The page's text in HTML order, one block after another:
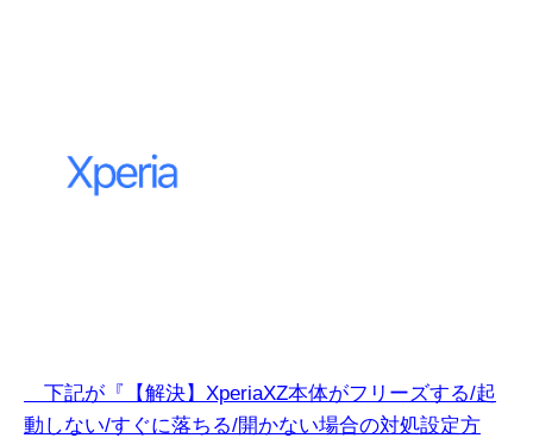
下記が『【解決】XperiaXZ本体がフリーズする/起
動しない/すぐに落ちる/開かない場合の対処設定方